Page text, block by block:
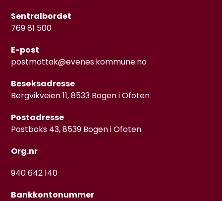
Sentralbordet
769 81 500
E-post
postmottak@evenes.kommune.no
Besøksadresse
Bergvikveien 11, 8533 Bogen i Ofoten
Postadresse
Postboks 43, 8539 Bogen i Ofoten.
Org.nr
940 642 140
Bankkontonummer